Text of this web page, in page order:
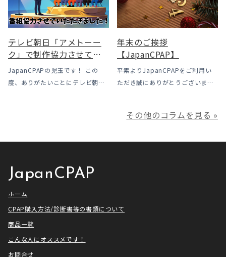
なっています。この記事では、何
がどう変わったのかを患者様の立
場で […]
使用時に「乾燥・寒さ・結露」が
起こりやすい地域です、その […]
テレビ朝日「アメトーー
ク」で制作協力させてい
ただきました
JapanCPAPの児玉です！ この
度、ありがたいことにテレビ朝日
ク様は長い歴史があり、私も大
年末のご挨拶
【JapanCPAP】
平素よりJapanCPAPをご利用い
ただき誠にありがとうございま
利用いただき本当にありがとうご
満足いただけるサービスを提供さ
その他のコラムを見る »
JapanCPAP
ホーム
CPAP購入方法/診断書等の書類について
商品一覧
こんな人にオススメです！
お問合せ